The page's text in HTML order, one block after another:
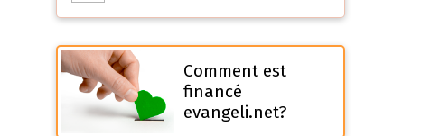
Comment est
financé
evangeli.net?